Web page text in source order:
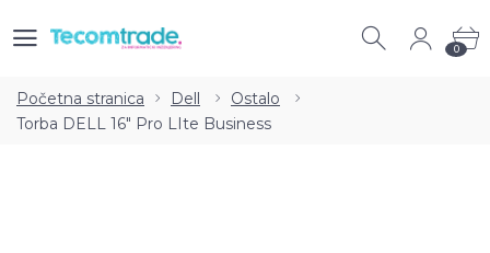
0 0
Početna stranica Dell
Ostalo
Torba DELL 16" Pro LIte Business